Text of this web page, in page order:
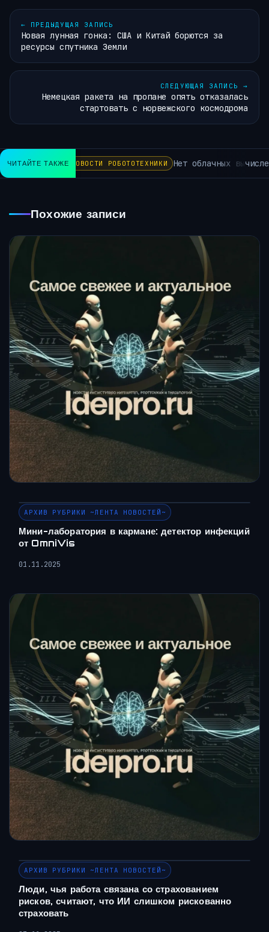
← ПРЕДЫДУЩАЯ ЗАПИСЬ
Новая лунная гонка: США и Китай борются за
ресурсы спутника Земли
СЛЕДУЮЩАЯ ЗАПИСЬ →
Немецкая ракета на пропане опять отказалась
стартовать с норвежского космодрома
ЧИТАЙТЕ ТАКЖЕНОВОСТИ РОБОТОТЕХНИКИ Нет облачных
Похожие записи
АРХИВ РУБРИКИ ~ЛЕНТА НОВОСТЕЙ~
Мини-лаборатория в кармане: детектор инфекций
от OmniVis
01.11.2025
АРХИВ РУБРИКИ ~ЛЕНТА НОВОСТЕЙ~
Люди, чья работа связана со страхованием
рисков, считают, что ИИ слишком рискованно
страховать